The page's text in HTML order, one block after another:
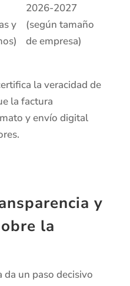
y
2026-2027
(según tamaño
de empresa)
la veracidad de
la factura
y envío digital
y
la
da un paso decisivo